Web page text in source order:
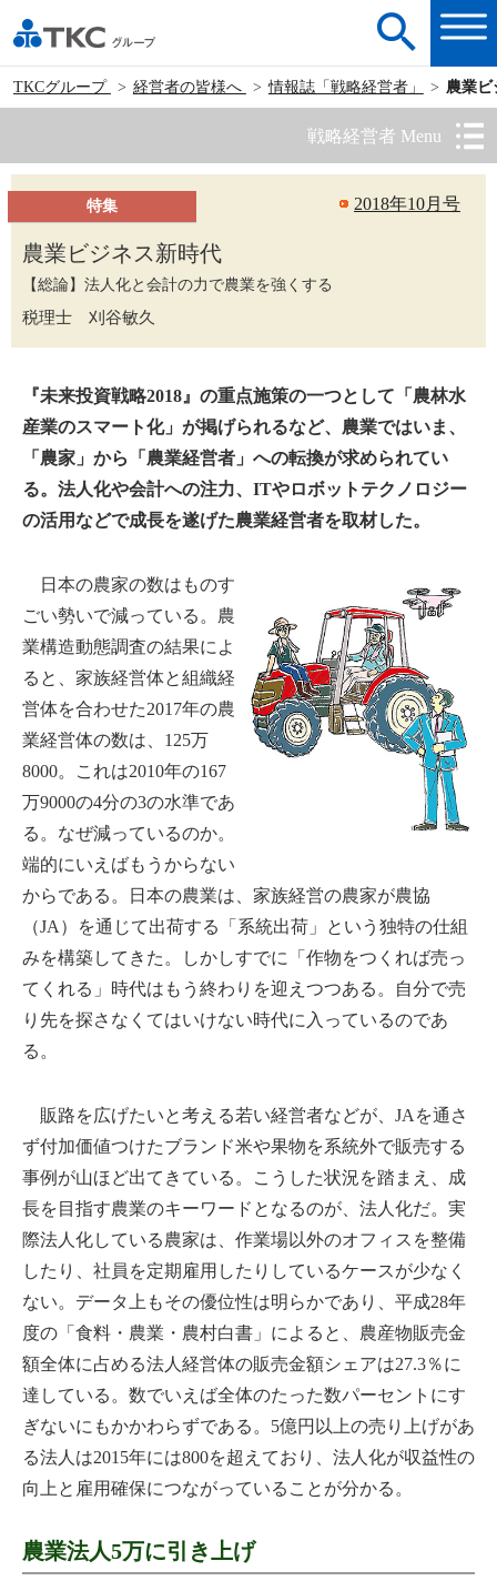
TKCグループ 経営者の皆様へ 情報誌「戦略経営者」 農業ビ
戦略経営者 Menu
2018年10月号
特集
農業ビジネス新時代
【総論】法人化と会計の力で農業を強くする
税理士 刈谷敏久
『未来投資戦略2018』の重点施策の一つとして「農林水
産業のスマート化」が掲げられるなど、農業ではいま、
「農家」から「農業経営者」への転換が求められてい
る。法人化や会計への注力、ITやロボットテクノロジー
の活用などで成長を遂げた農業経営者を取材した。
日本の農家の数はものす
ごい勢いで減っている。農
業構造動態調査の結果によ
ると、家族経営体と組織経
営体を合わせた2017年の農
業経営体の数は、125万
8000。これは2010年の167
万9000の4分の3の水準であ
る。なぜ減っているのか。
端的にいえばもうからない
からである。日本の農業は、家族経営の農家が農協
（JA）を通じて出荷する「系統出荷」という独特の仕組
みを構築してきた。しかしすでに「作物をつくれば売っ
てくれる」時代はもう終わりを迎えつつある。自分で売
り先を探さなくてはいけない時代に入っているのであ
る。
販路を広げたいと考える若い経営者などが、JAを通さ
ず付加価値つけたブランド米や果物を系統外で販売する
事例が山ほど出てきている。こうした状況を踏まえ、成
長を目指す農業のキーワードとなるのが、法人化だ。実
際法人化している農家は、作業場以外のオフィスを整備
したり、社員を定期雇用したりしているケースが少なく
ない。データ上もその優位性は明らかであり、平成28年
度の「食料・農業・農村白書」によると、農産物販売金
額全体に占める法人経営体の販売金額シェアは27.3％に
達している。数でいえば全体のたった数パーセントにす
ぎないにもかかわらずである。5億円以上の売り上げがあ
る法人は2015年には800を超えており、法人化が収益性の
向上と雇用確保につながっていることが分かる。
農業法人5万に引き上げ